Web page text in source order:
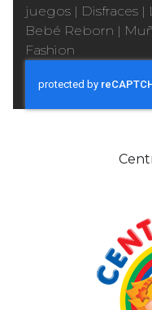
juegos | Disfraces |
Bebé Reborn |
Fashion